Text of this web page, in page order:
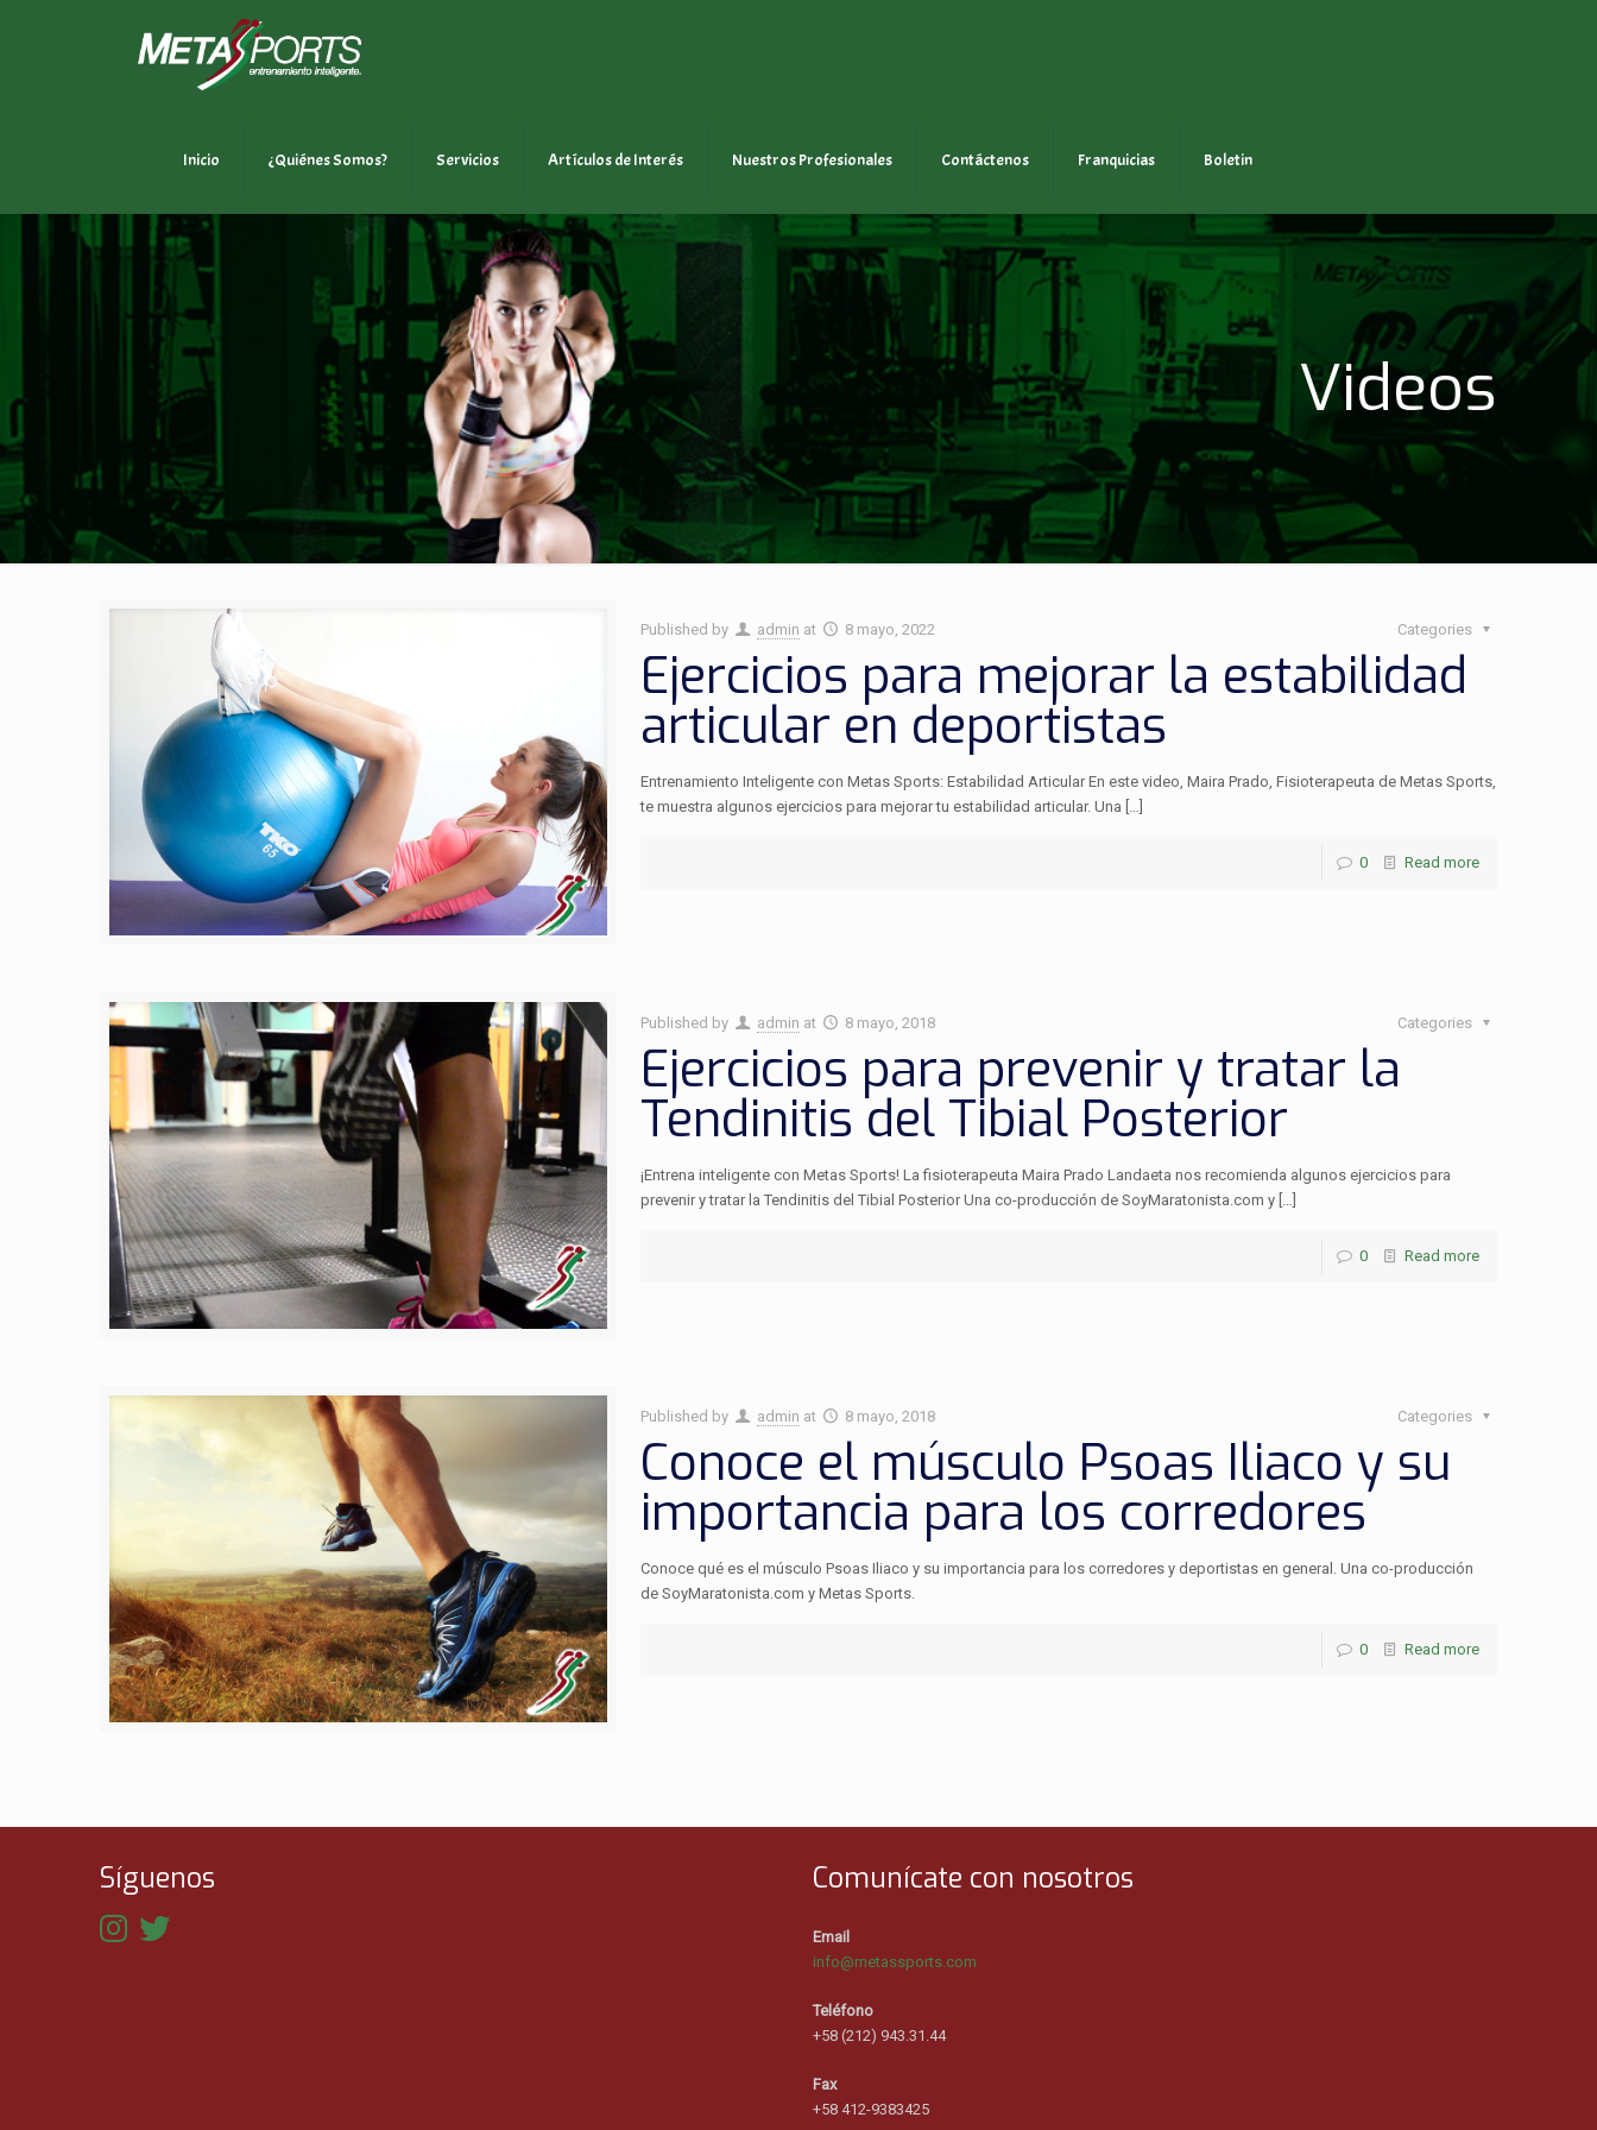
Inicio ¿Quiénes Somos? Servicios Artículos de Interés Nuestros Profesionales Contáctenos Franquicias Boletin
Videos
Published by admin at 8 mayo, 2022 Categories
Ejercicios para mejorar la estabilidad
articular en deportistas
Entrenamiento Inteligente con Metas Sports: Estabilidad Articular En este video, Maira Prado, Fisioterapeuta de Metas Sports,
te muestra algunos ejercicios para mejorar tu estabilidad articular. Una […]
0 Read more
Published by admin at 8 mayo, 2018 Categories
Ejercicios para prevenir y tratar la
Tendinitis del Tibial Posterior
¡Entrena inteligente con Metas Sports! La fisioterapeuta Maira Prado Landaeta nos recomienda algunos ejercicios para
prevenir y tratar la Tendinitis del Tibial Posterior Una co-producción de SoyMaratonista.com y
0 Read more
Published by admin at 8 mayo, 2018 Categories
Conoce el músculo Psoas Iliaco y su
importancia para los corredores
Conoce qué es el músculo Psoas Iliaco y su importancia para los corredores y deportistas en general. Una co-producción
de SoyMaratonista.com y Metas Sports.
0 Read more
Síguenos Comunícate con nosotros
Email
info@metassports.com
Teléfono
+58 (212) 943.31.44
Fax
+58 412-9383425